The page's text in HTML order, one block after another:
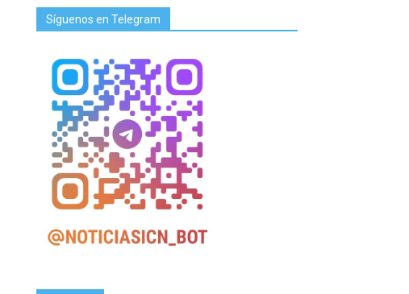
Síguenos en Telegram